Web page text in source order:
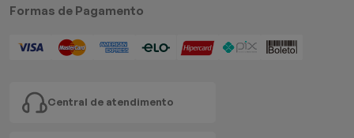
Formas de Pagamento
Central de atendimento